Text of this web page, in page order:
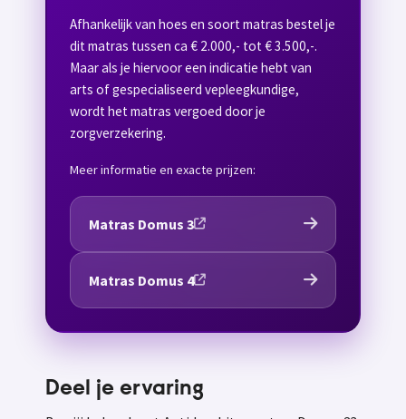
Afhankelijk van hoes en soort matras bestel je
dit matras tussen ca € 2.000,- tot € 3.500,-.
Maar als je hiervoor een indicatie hebt van
arts of gespecialiseerd vepleegkundige,
wordt het matras vergoed door je
zorgverzekering.
Meer informatie en exacte prijzen:
Matras Domus 3
Matras Domus 4
Deel je ervaring